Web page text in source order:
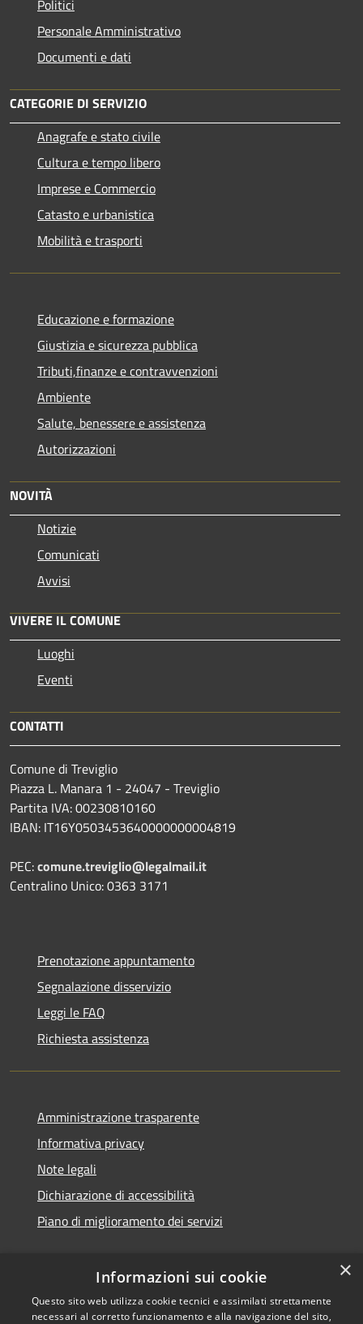
Politici
Personale Amministrativo
Documenti e dati
CATEGORIE DI SERVIZIO
Anagrafe e stato civile
Cultura e tempo libero
Imprese e Commercio
Catasto e urbanistica
Mobilità e trasporti
Educazione e formazione
Giustizia e sicurezza pubblica
Tributi,finanze e contravvenzioni
Ambiente
Salute, benessere e assistenza
Autorizzazioni
NOVITÀ
Notizie
Comunicati
Avvisi
VIVERE IL COMUNE
Luoghi
Eventi
CONTATTI
Comune di Treviglio
Piazza L. Manara 1 - 24047 - Treviglio
Partita IVA: 00230810160
IBAN: IT16Y0503453640000000004819
PEC:comune.treviglio@legalmail.it
Centralino Unico: 0363 3171
Prenotazione appuntamento
Segnalazione disservizio
Leggi le FAQ
Richiesta assistenza
Amministrazione trasparente
Informativa privacy
Note legali
Dichiarazione di accessibilità
Piano di miglioramento dei servizi
RSS
Copyright © 2026 • Comune di
×
Informazioni sui cookie
Questo sito web utilizza cookie tecnici e assimilati strettamente
necessari al corretto funzionamento e alla navigazione del sito,